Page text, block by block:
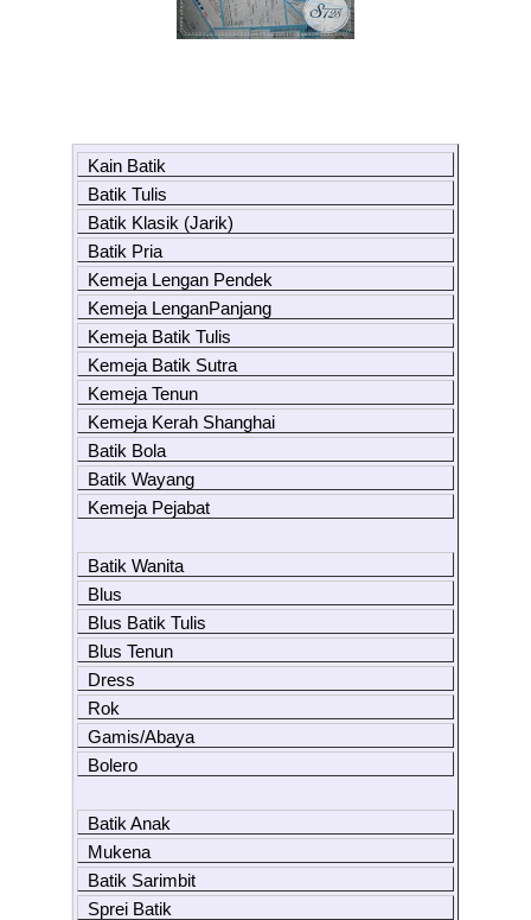
Kain Batik
Batik Tulis
Batik Klasik (Jarik)
Batik Pria
Kemeja Lengan Pendek
Kemeja LenganPanjang
Kemeja Batik Tulis
Kemeja Batik Sutra
Kemeja Tenun
Kemeja Kerah Shanghai
Batik Bola
Batik Wayang
Kemeja Pejabat
Batik Wanita
Blus
Blus Batik Tulis
Blus Tenun
Dress
Rok
Gamis/Abaya
Bolero
Batik Anak
Mukena
Batik Sarimbit
Sprei Batik